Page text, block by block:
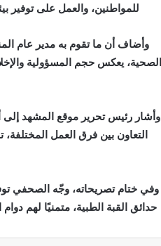
ي
للمواطنين، والعمل على توفير
وأضاف أن ما تقوم به مدير عام
الصحية، يعكس حجم المسؤولية
وأشار رئيس تحرير موقع المشهد إلى
التعاون بين فرق العمل
وفي ختام تصريحاته، وجّه الصحفي
حدائق القبة الطبية، متمنيًا لهم